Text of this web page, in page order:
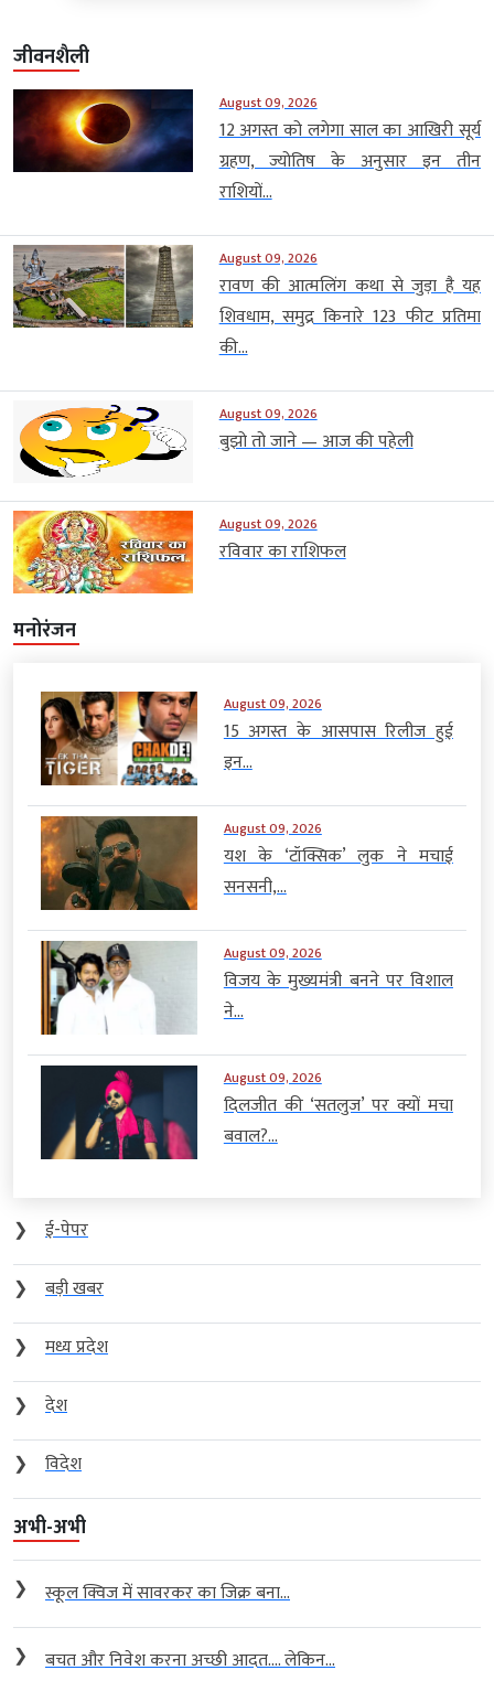
जीवनशैली
August 09, 2026
12 अगस्त को लगेगा साल का आखिरी सूर्य
ग्रहण, ज्योतिष के अनुसार इन तीन
राशियों...
August 09, 2026
रावण की आत्मलिंग कथा से जुड़ा है यह
शिवधाम, समुद्र किनारे 123 फीट प्रतिमा
की...
August 09, 2026
बुझो तो जाने — आज की पहेली
August 09, 2026
रविवार का राशिफल
मनोरंजन
August 09, 2026
15 अगस्त के आसपास रिलीज हुई
इन...
August 09, 2026
यश के ‘टॉक्सिक’ लुक ने मचाई
सनसनी,...
August 09, 2026
विजय के मुख्यमंत्री बनने पर विशाल
ने...
August 09, 2026
दिलजीत की ‘सतलुज’ पर क्यों मचा
बवाल?...
❯
ई-पेपर
❯
बड़ी खबर
❯
मध्य प्रदेश
❯
देश
❯
विदेश
अभी-अभी
❯ स्कूल क्विज में सावरकर का जिक्र बना...
❯ बचत और निवेश करना अच्छी आदत…. लेकिन...